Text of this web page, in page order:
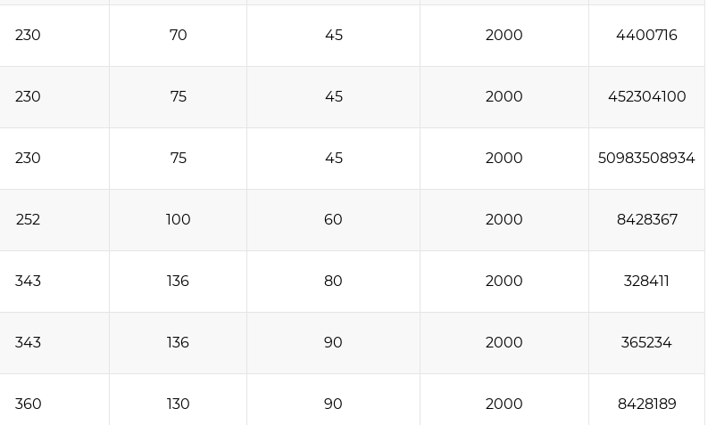
230 70 45 2000 4400716
230 75 45 2000 452304100
230 75 45 2000 50983508934
252 100 60 2000 8428367
343 136 80 2000 328411
343 136 90 2000 365234
360 130 90 2000 8428189